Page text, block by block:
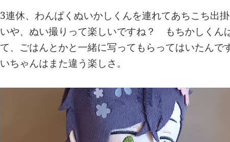
3連休、わんぱくぬいかしくんを連れてあちこち出掛
いや、ぬい撮りって楽しいですね？ もちかしくん
て、ごはんとかと一緒に写ってもらってはいたんで
いちゃんはまた違う楽しさ。